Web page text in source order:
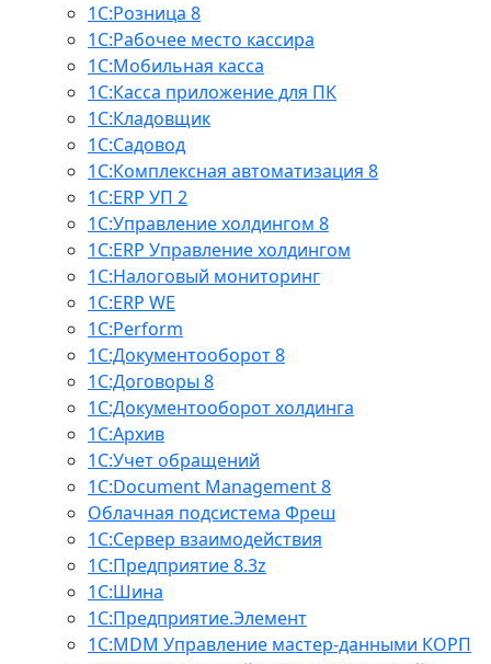
1С:Розница 8
1С:Рабочее место кассира
1С:Мобильная касса
1С:Касса приложение для ПК
1С:Кладовщик
1С:Садовод
1С:Комплексная автоматизация 8
1С:ERP УП 2
1С:Управление холдингом 8
1С:ERP Управление холдингом
1С:Налоговый мониторинг
1С:ERP WE
1С:Perform
1С:Документооборот 8
1С:Договоры 8
1С:Документооборот холдинга
1С:Архив
1С:Учет обращений
1С:Document Management 8
Облачная подсистема Фреш
1С:Сервер взаимодействия
1С:Предприятие 8.3z
1С:Шина
1С:Предприятие.Элемент
1С:MDM Управление мастер-данными КОРП